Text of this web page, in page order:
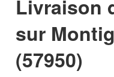
Livraison
sur
(57950)